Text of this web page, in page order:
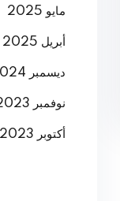
مايو 2025
أبريل 2025
ديسمبر 2024
نوفمبر 2023
أكتوبر 2023